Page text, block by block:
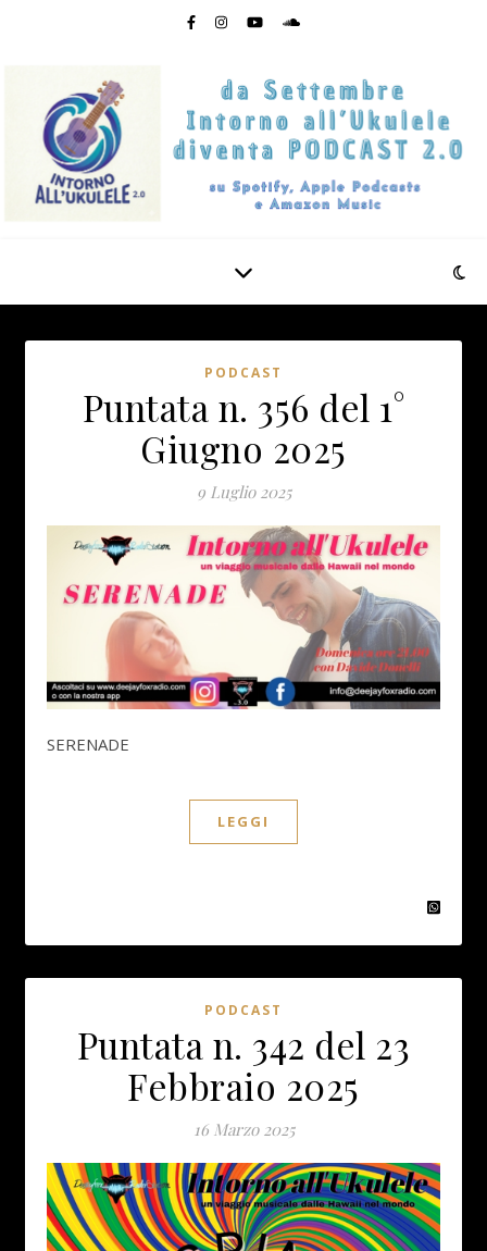
PODCAST
Puntata n. 356 del 1°
Giugno 2025
9 Luglio 2025
SERENADE
LEGGI
PODCAST
Puntata n. 342 del 23
Febbraio 2025
16 Marzo 2025